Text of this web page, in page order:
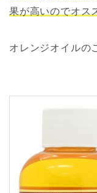
果が高いのでオス
オレンジオイルの